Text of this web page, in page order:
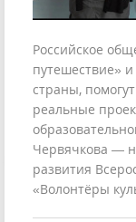
Российское
путешествие»
страны,
реальные
Червячкова —
развития
«Волонтёры